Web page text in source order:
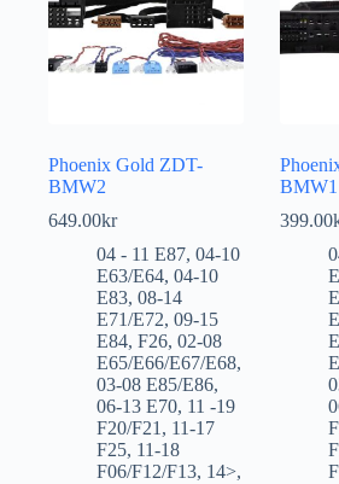
Phoenix Gold ZDT-
BMW2
649.00kr
04 - 11 E87, 04-10
E63/E64, 04-10
E83, 08-14
E71/E72, 09-15
E84, F26, 02-08
E65/E66/E67/E68,
03-08 E85/E86,
06-13 E70, 11 -19
F20/F21 , 11-17
F25, 11-18
F06/F12/F13, 14>,
BMW1
399.00